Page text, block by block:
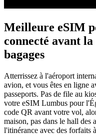
Meilleure eSIM
connecté avant
bagages
Atterrissez à l'aéroport
avion, et vous êtes en ligne
passeports. Pas de file au
votre eSIM Lumbus pour
code QR avant votre vol,
maison, pas dans le hall des
l'itinérance avec des forfaits